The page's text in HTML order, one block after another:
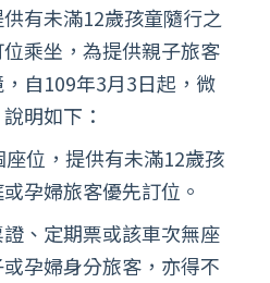
有未滿12歲孩童隨行之
乘坐，為提供親子旅客
自109年3月3日起，微
明如下：
位，提供有未滿12歲孩
孕婦旅客優先訂位。
、定期票或該車次無座
孕婦身分旅客，亦得不